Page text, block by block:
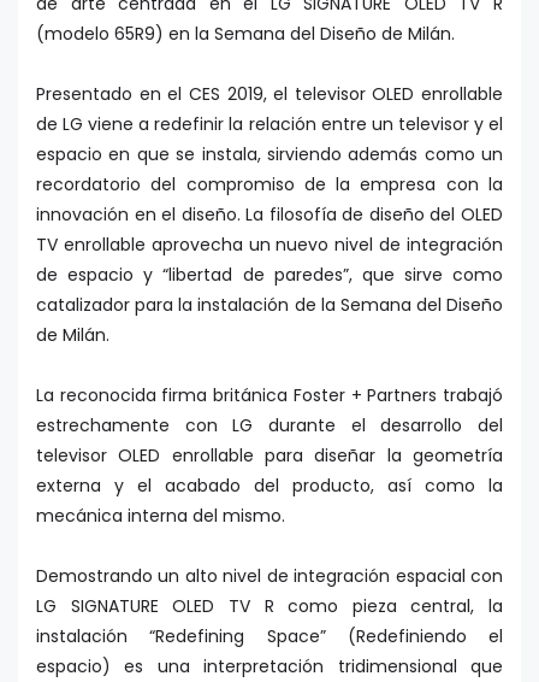
(modelo 65R9) en la Semana del Diseño de Milán.
Presentado en el CES 2019, el televisor OLED enrollable
de LG viene a redefinir la relación entre un televisor y el
espacio en que se instala, sirviendo además como un
recordatorio del compromiso de la empresa con la
innovación en el diseño. La filosofía de diseño del OLED
TV enrollable aprovecha un nuevo nivel de integración
de espacio y “libertad de paredes”, que sirve como
catalizador para la instalación de la Semana del Diseño
de Milán.
La reconocida firma británica Foster + Partners trabajó
estrechamente con LG durante el desarrollo del
televisor OLED enrollable para diseñar la geometría
externa y el acabado del producto, así como la
mecánica interna del mismo.
Demostrando un alto nivel de integración espacial con
LG SIGNATURE OLED TV R como pieza central, la
instalación “Redefining Space” (Redefiniendo el
espacio) es una interpretación tridimensional que